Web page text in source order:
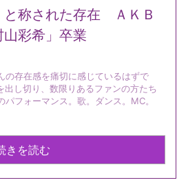
と称された存在 ＡＫＢ
山彩希」卒業
の存在感を痛切に感じているはずで
出し切り、数限りあるファンの方たち
フォーマンス。歌。ダンス。MC。
きを読む